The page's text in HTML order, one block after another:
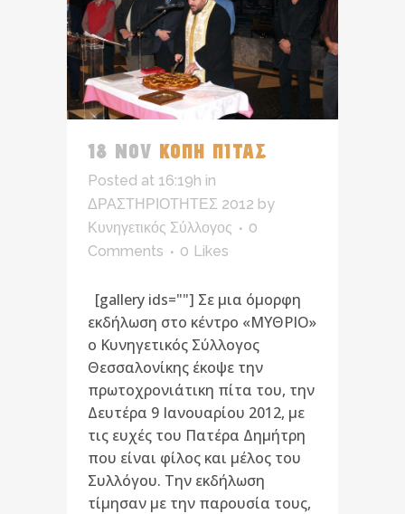
18 NOV ΚΟΠΗ ΠΙΤΑΣ
Posted at 16:19h in
ΔΡΑΣΤΗΡΙΟΤΗΤΕΣ 2012 by
Κυνηγετικός Σύλλογος
0
Comments
0 Likes
[gallery ids=""] Σε μια όμορφη
εκδήλωση στο κέντρο «ΜΥΘΡΙΟ»
ο Κυνηγετικός Σύλλογος
Θεσσαλονίκης έκοψε την
πρωτοχρονιάτικη πίτα του, την
Δευτέρα 9 Ιανουαρίου 2012, με
τις ευχές του Πατέρα Δημήτρη
που είναι φίλος και μέλος του
Συλλόγου. Την εκδήλωση
τίμησαν με την παρουσία τους,